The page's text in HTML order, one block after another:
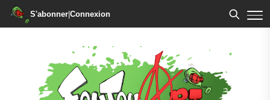
S'abonner|Connexion